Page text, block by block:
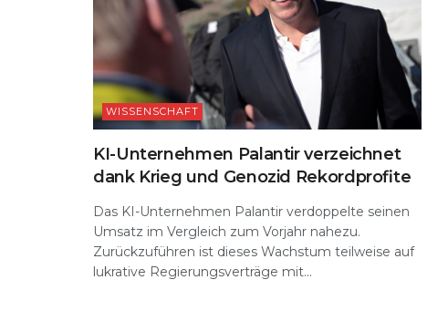
WISSENSCHAFT
KI-Unternehmen Palantir verzeichnet
dank Krieg und Genozid Rekordprofite
Das KI-Unternehmen Palantir verdoppelte seinen
Umsatz im Vergleich zum Vorjahr nahezu.
Zurückzuführen ist dieses Wachstum teilweise auf
lukrative Regierungsverträge mit...